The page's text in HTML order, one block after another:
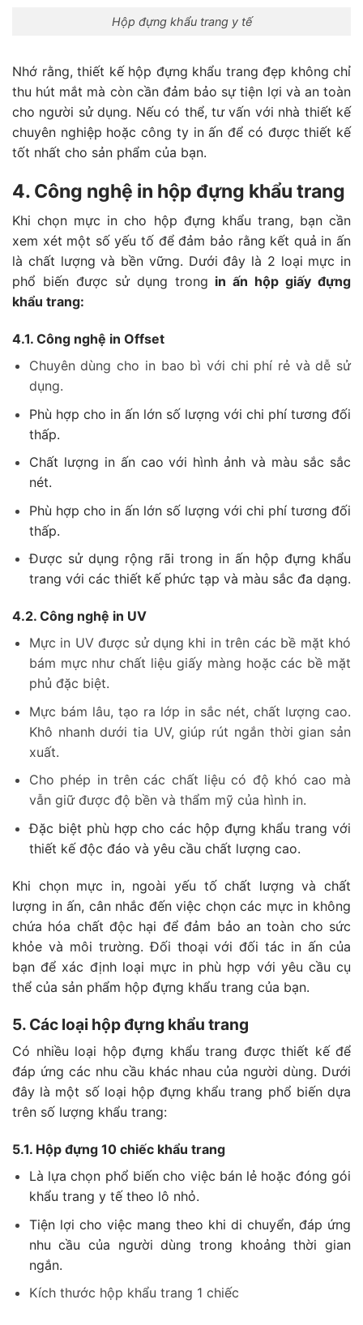
Hộp đựng khẩu trang y tế
Nhớ rằng, thiết kế hộp đựng khẩu trang đẹp không chỉ
thu hút mắt mà còn cần đảm bảo sự tiện lợi và an toàn
cho người sử dụng. Nếu có thể, tư vấn với nhà thiết kế
chuyên nghiệp hoặc công ty in ấn để có được thiết kế
tốt nhất cho sản phẩm của bạn.
4. Công nghệ in hộp đựng khẩu trang
Khi chọn mực in cho hộp đựng khẩu trang, bạn cần
xem xét một số yếu tố để đảm bảo rằng kết quả in ấn
là chất lượng và bền vững. Dưới đây là 2 loại mực in
phổ biến được sử dụng trong in ấn hộp giấy đựng
khẩu trang:
4.1. Công nghệ in Offset
Chuyên dùng cho in bao bì với chi phí rẻ và dễ sử
dụng.
Phù hợp cho in ấn lớn số lượng với chi phí tương đối
thấp.
Chất lượng in ấn cao với hình ảnh và màu sắc sắc
nét.
Phù hợp cho in ấn lớn số lượng với chi phí tương đối
thấp.
Được sử dụng rộng rãi trong in ấn hộp đựng khẩu
trang với các thiết kế phức tạp và màu sắc đa dạng.
4.2. Công nghệ in UV
Mực in UV được sử dụng khi in trên các bề mặt khó
bám mực như chất liệu giấy màng hoặc các bề mặt
phủ đặc biệt.
Mực bám lâu, tạo ra lớp in sắc nét, chất lượng cao.
Khô nhanh dưới tia UV, giúp rút ngắn thời gian sản
xuất.
Cho phép in trên các chất liệu có độ khó cao mà
vẫn giữ được độ bền và thẩm mỹ của hình in.
Đặc biệt phù hợp cho các hộp đựng khẩu trang với
thiết kế độc đáo và yêu cầu chất lượng cao.
Khi chọn mực in, ngoài yếu tố chất lượng và chất
lượng in ấn, cân nhắc đến việc chọn các mực in không
chứa hóa chất độc hại để đảm bảo an toàn cho sức
khỏe và môi trường. Đối thoại với đối tác in ấn của
bạn để xác định loại mực in phù hợp với yêu cầu cụ
thể của sản phẩm hộp đựng khẩu trang của bạn.
5. Các loại hộp đựng khẩu trang
Có nhiều loại hộp đựng khẩu trang được thiết kế để
đáp ứng các nhu cầu khác nhau của người dùng. Dưới
đây là một số loại hộp đựng khẩu trang phổ biến dựa
trên số lượng khẩu trang:
5.1. Hộp đựng 10 chiếc khẩu trang
Là lựa chọn phổ biến cho việc bán lẻ hoặc đóng gói
khẩu trang y tế theo lô nhỏ.
Tiện lợi cho việc mang theo khi di chuyển, đáp ứng
nhu cầu của người dùng trong khoảng thời gian
ngắn.
Kích thước hộp khẩu trang 1 chiếc